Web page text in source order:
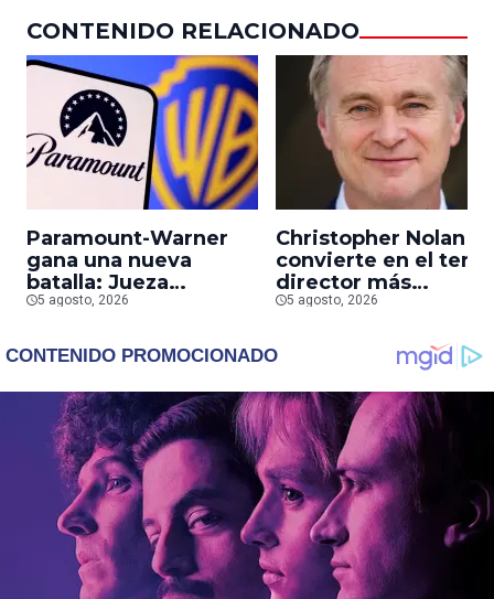
CONTENIDO RELACIONADO
Paramount-Warner
gana una nueva
batalla: Jueza
desestima demanda
contra la fusión
5 agosto, 2026
Christopher Nolan se
convierte en el
director más
taquillero de todos
5 agosto, 2026